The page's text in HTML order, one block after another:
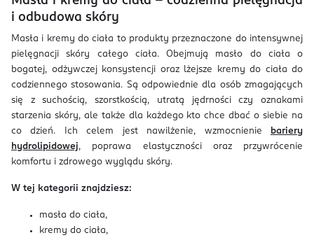
i odbudowa skóry
Masła i kremy do ciała to produkty przeznaczone do intensywnej
pielęgnacji skóry całego ciała. Obejmują masło do ciała o
bogatej, odżywczej konsystencji oraz lżejsze kremy do ciała do
codziennego stosowania. Są odpowiednie dla osób zmagających
się z suchością, szorstkością, utratą jędrności czy oznakami
starzenia skóry, ale także dla każdego kto chce dbać o siebie na
co dzień. Ich celem jest nawilżenie, wzmocnienie bariery
hydrolipidowej, poprawa elastyczności oraz przywrócenie
komfortu i zdrowego wyglądu skóry.
W tej kategorii znajdziesz:
masła do ciała,
kremy do ciała,